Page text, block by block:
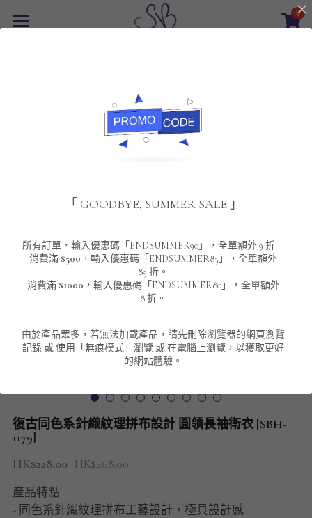
0
重磅純色長袖 T-SHIRT 系列
重磅純色短袖 T-SHIRT 系列
重磅純色 衛衣 系列
男裝恤衫
長袖恤衫
男裝 T-Shirt
長袖 T-SHIRT
短袖 POLO T-Shirt
針織外套
棒球外套
夾棉外套
男裝衛衣
連帽衛衣
長褲
九分褲
短褲
頸鏈及鏈墜
包袋
About Us
搜索
復古同色系針織紋理拼布設計 圓領長袖衛衣 [SBH-
1179]
HK$228.00 HK$468.00
產品特點
- 同色系針織紋理拼布工藝設計，極具設計感
×
商品分類
重磅純色 短袖T-Shirt 系列
圓領衛衣
連帽衛衣
針織外套
頸鏈
男裝長袖T-SHIRT
「 GOODBYE, SUMMER SALE 」
所有訂單，輸入優惠碼「ENDSUMMER90」，全單額外 9 折。
消費滿 $500 ，輸入優惠碼「ENDSUMMER85」，全單額外
85 折。
消費滿 $1000 ，輸入優惠碼「ENDSUMMER80」，全單額外
8 折。
由於產品眾多，若無法加載產品，請先刪除瀏覽器的網頁瀏覽
記錄 或 使用「無痕模式」瀏覽 或 在電腦上瀏覽，以獲取更好
的網站體驗。